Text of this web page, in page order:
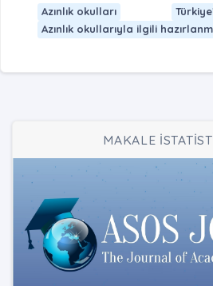
Azınlık okulları
Azınlık okullarıyla ilgili
MAKALE